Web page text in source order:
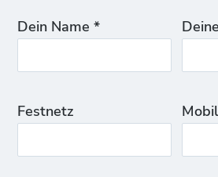
Dein Name *
Festnetz Mobil